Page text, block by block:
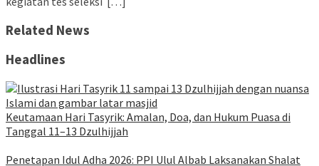
Related News
Headlines
Keutamaan Hari Tasyrik: Amalan, Doa, dan Hukum Puasa di
Tanggal 11–13 Dzulhijjah
Penetapan Idul Adha 2026: PPI Ulul Albab Laksanakan Shalat